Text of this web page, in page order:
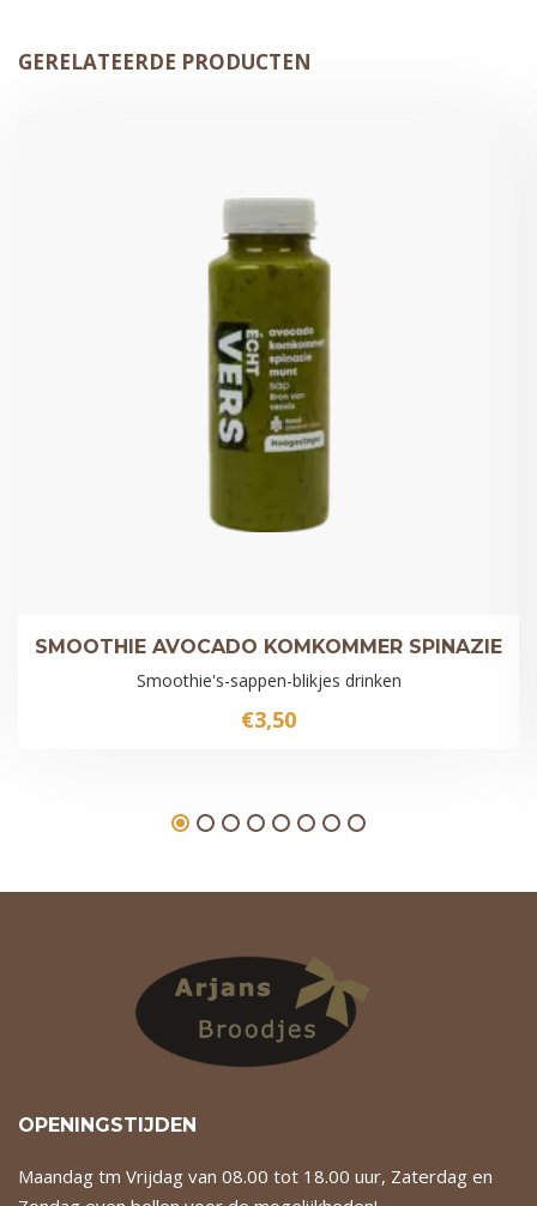
SMOOTHIE AVOCADO KOMKOMMER SPINAZIE
Smoothie's-sappen-blikjes drinken
€3,50
OPENINGSTIJDEN
Maandag tm Vrijdag van 08.00 tot 18.00 uur, Zaterdag en